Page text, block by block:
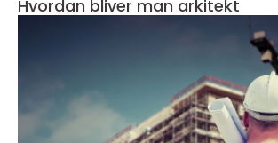
Hvordan bliver man arkitekt